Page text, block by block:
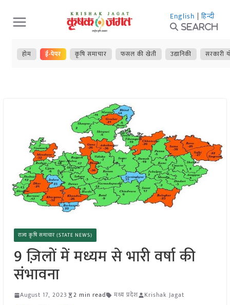
Skip
to
content
English | हिन्दी
Search
होम ई-पेपर कृषि समाचार फसल की खेती उद्यानिकी सरकारी
राज्य कृषि समाचार (STATE NEWS)
9 ज़िलों में मध्यम से भारी वर्षा की
संभावना
August 17, 2023 2 min read मध्य प्रदेश Krishak Jagat